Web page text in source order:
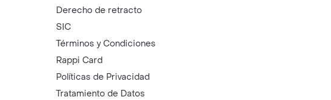
Derecho de retracto
SIC
Términos y Condiciones
Rappi Card
Políticas de Privacidad
Tratamiento de Datos